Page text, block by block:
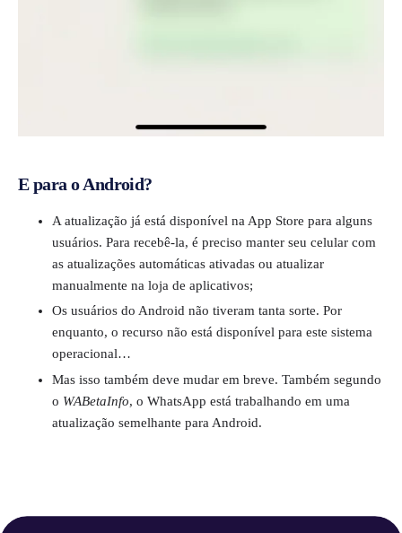
E para o Android?
A atualização já está disponível na App Store para alguns
usuários. Para recebê-la, é preciso manter seu celular com
as atualizações automáticas ativadas ou atualizar
manualmente na loja de aplicativos;
Os usuários do Android não tiveram tanta sorte. Por
enquanto, o recurso não está disponível para este sistema
operacional…
Mas isso também deve mudar em breve. Também segundo
o WABetaInfo, o WhatsApp está trabalhando em uma
atualização semelhante para Android.